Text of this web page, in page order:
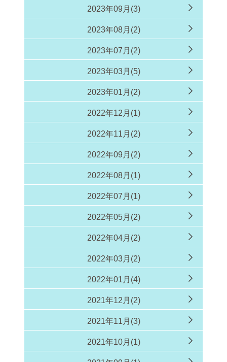
2023年09月(3)
2023年08月(2)
2023年07月(2)
2023年03月(5)
2023年01月(2)
2022年12月(1)
2022年11月(2)
2022年09月(2)
2022年08月(1)
2022年07月(1)
2022年05月(2)
2022年04月(2)
2022年03月(2)
2022年01月(4)
2021年12月(2)
2021年11月(3)
2021年10月(1)